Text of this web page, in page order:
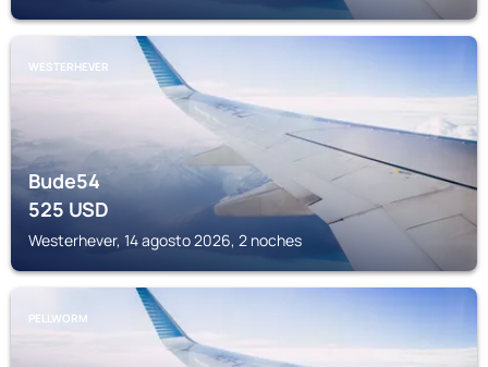
WESTERHEVER
Bude54
525USD
Westerhever, 14 agosto 2026, 2 noches
PELLWORM